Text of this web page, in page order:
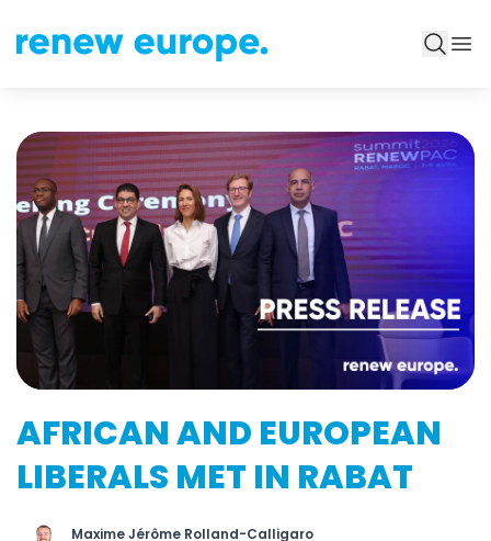
AFRICAN AND EUROPEAN
LIBERALS MET IN RABAT
Maxime Jérôme Rolland-Calligaro